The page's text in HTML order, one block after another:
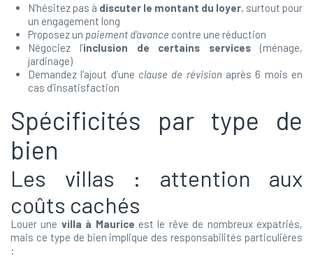
N’hésitez pas à discuter le montant du loyer, surtout pour
un engagement long
Proposez un paiement d’avance contre une réduction
Négociez l’inclusion de certains services (ménage,
jardinage)
Demandez l’ajout d’une clause de révision après 6 mois en
cas d’insatisfaction
Spécificités par type de
bien
Les villas : attention aux
coûts cachés
Louer une villa à Maurice est le rêve de nombreux expatriés,
mais ce type de bien implique des responsabilités particulières
: